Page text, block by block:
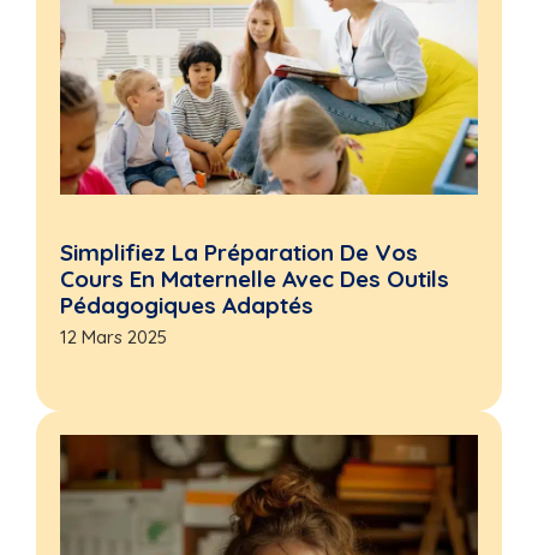
Simplifiez La Préparation De Vos
Cours En Maternelle Avec Des Outils
Pédagogiques Adaptés
12 Mars 2025